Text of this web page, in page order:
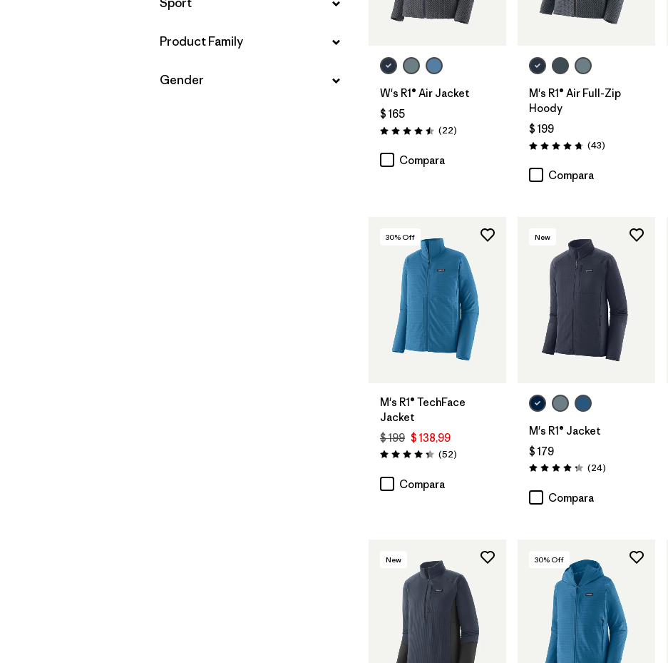
Filtrar por
Product Family
Filtrar por
Gender
W's R1® Air Jacket
$ 165
Valoración: 4.5 / 5
(22Comentarios
)
Compara
M's R1® Air Full-Zip
Hoody
$ 199
Valoración: 4.7 / 5
(43Comentarios
)
Compara
30% Off
M's R1® TechFace
Jacket
$ 199 $ 138,99
Valoración: 4.3 / 5
(52Comentarios
)
Compara
New
M's R1® Jacket
$ 179
Valoración: 4.3 / 5
(24Comentarios
)
Compara
New 30% Off